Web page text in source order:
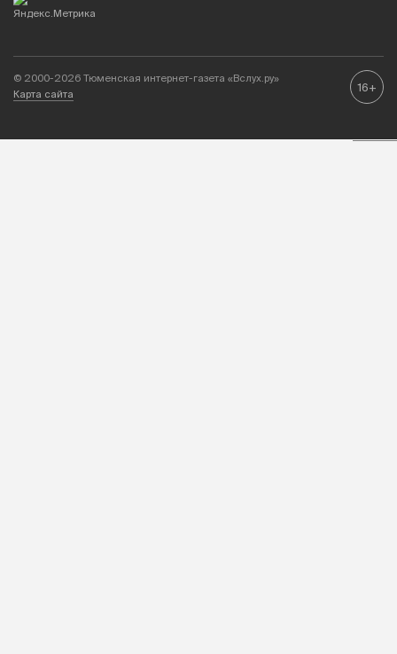
© 2000-2026 Тюменская интернет-газета «Вслух.ру»
Карта сайта
16+